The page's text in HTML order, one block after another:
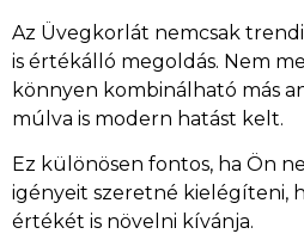
Az Üvegkorlát nemcsak
is értékálló megoldás. Nem
könnyen kombinálható más
múlva is modern hatást kelt.
Ez különösen fontos, ha Ön
igényeit szeretné kielégíteni,
értékét is növelni kívánja.